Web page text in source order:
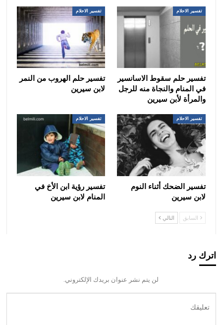
تفسير الاحلام
تفسير حلم سقوط الاسانسير
في المنام والنجاة منه للرجل
والمرأة لأبن سيرين
تفسير الاحلام
تفسير حلم الهروب من النمر
لابن سيرين
تفسير الاحلام
تفسير الضحك أثناء النوم
لابن سيرين
تفسير الاحلام
تفسير رؤية ابن الأخ في
المنام لابن سيرين
السابق التالي
اترك رد
لن يتم نشر عنوان بريدك الإلكتروني.